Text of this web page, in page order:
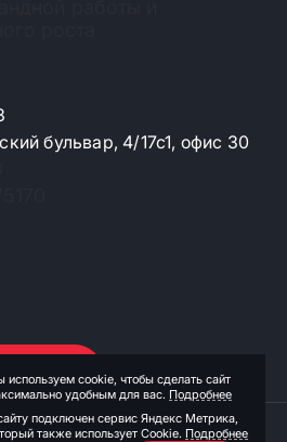
используем cookie, чтобы сделать сайт
удобным для вас. Подробнее
подключен сервис Яндекс Метрика,
также использует Cookie. Подробнее
бульвар, 4/17с1, офис 30